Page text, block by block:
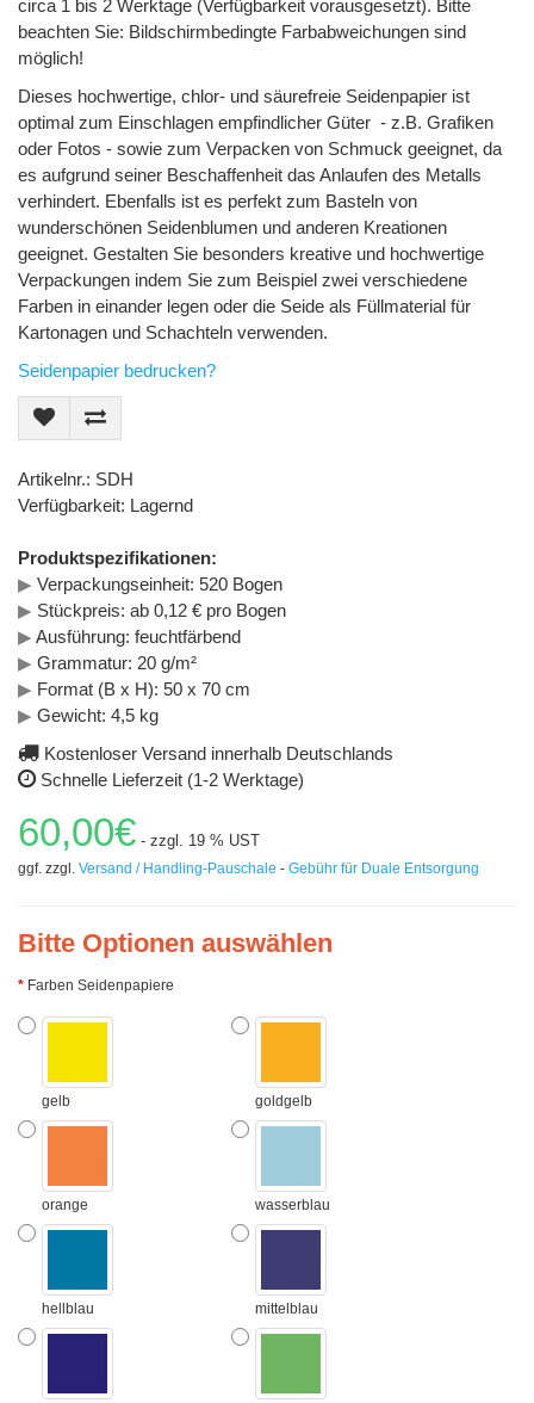
circa 1 bis 2 Werktage (Verfügbarkeit vorausgesetzt). Bitte
beachten Sie: Bildschirmbedingte Farbabweichungen sind
möglich!
Dieses hochwertige, chlor- und säurefreie Seidenpapier ist
optimal zum Einschlagen empfindlicher Güter - z.B. Grafiken
oder Fotos - sowie zum Verpacken von Schmuck geeignet, da
es aufgrund seiner Beschaffenheit das Anlaufen des Metalls
verhindert. Ebenfalls ist es perfekt zum Basteln von
wunderschönen Seidenblumen und anderen Kreationen
geeignet. Gestalten Sie besonders kreative und hochwertige
Verpackungen indem Sie zum Beispiel zwei verschiedene
Farben in einander legen oder die Seide als Füllmaterial für
Kartonagen und Schachteln verwenden.
Seidenpapier bedrucken?
Artikelnr.: SDH
Verfügbarkeit: Lagernd
Produktspezifikationen:
▶ Verpackungseinheit: 520 Bogen
▶ Stückpreis: ab 0,12 € pro Bogen
▶ Ausführung: feuchtfärbend
▶ Grammatur: 20 g/m²
▶ Format (B x H): 50 x 70 cm
▶ Gewicht: 4,5 kg
Kostenloser Versand innerhalb Deutschlands
Schnelle Lieferzeit (1-2 Werktage)
60,00€ - zzgl. 19 % UST
ggf. zzgl. Versand / Handling-Pauschale - Gebühr für Duale Entsorgung
Bitte Optionen auswählen
Farben Seidenpapiere
gelb goldgelb
orange wasserblau
hellblau mittelblau